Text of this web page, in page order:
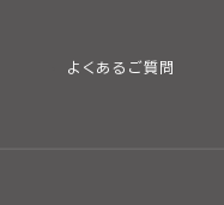
よくあるご質問